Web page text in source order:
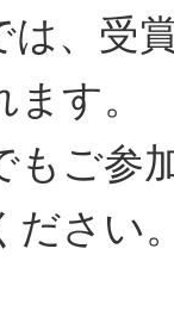
、受
す。
ご参
ださい